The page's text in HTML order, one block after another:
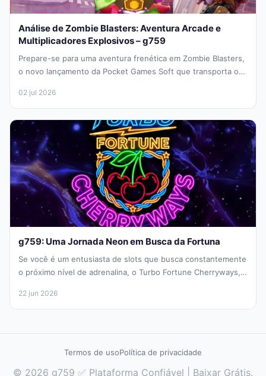
Análise de Zombie Blasters: Aventura Arcade e
Multiplicadores Explosivos – g759
Prepare-se para uma aventura frenética em Zombie Blasters,
o novo lançamento da Pocket Games Soft que transporta os
02 jul 2026
g759: Uma Jornada Neon em Busca da Fortuna
Se você é um entusiasta de slots que busca constantemente
o próximo nível de adrenalina, o Turbo Fortune Cherryways,
22 jun 2026
Termos de usoPolítica de privacidade
© 2026 g759 ✅ Plataforma Confiável | Baixar Grátis.